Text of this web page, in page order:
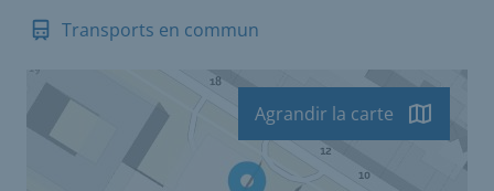
Transports en commun
Agrandir la carte